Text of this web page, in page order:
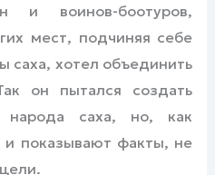
и воинов-боотуров,
мест, подчиняя себе
саха, хотел объединить
он пытался создать
народа саха, но, как
и показывают факты, не